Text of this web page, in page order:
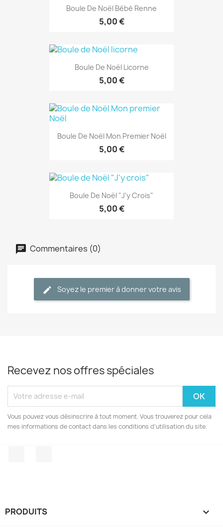
Boule De Noël Bébé Renne
5,00 €
Boule De Noël Licorne
5,00 €
Boule De Noël Mon Premier Noël
5,00 €
Boule De Noël "J'y Crois"
5,00 €
Commentaires (0)
Soyez le premier à donner votre avis
Recevez nos offres spéciales
Vous pouvez vous désinscrire à tout moment. Vous trouverez pour cela
mes informations de contact dans les conditions d'utilisation du site.
PRODUITS 